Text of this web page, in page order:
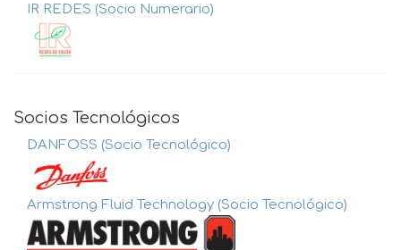
IR REDES (Socio Numerario)
Socios Tecnológicos
DANFOSS (Socio Tecnológico)
Armstrong Fluid Technology (Socio Tecnológico)